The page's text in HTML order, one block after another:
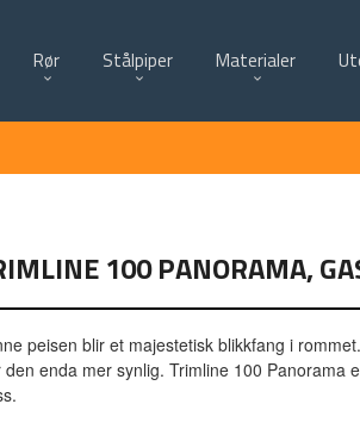
Rør Stålpiper Materialer
100 PANORAMA,
peisen blir et majestetisk blikkfang i
den enda mer synlig. Trimline 100 Panorama